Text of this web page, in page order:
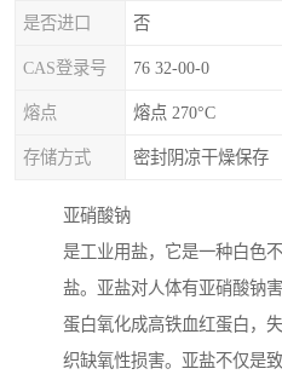
是否进口 否
CAS登录号 76 32-00-0
熔点 熔点 270°C
存储方式 密封阴凉干燥保存
亚硝酸钠
是工业用盐，它是一种白色
盐。亚盐对人体有亚硝酸钠
蛋白氧化成高铁血红蛋白，
织缺氧性损害。亚盐不仅是